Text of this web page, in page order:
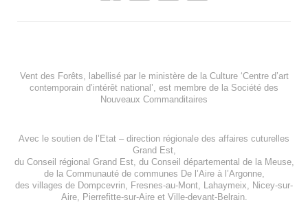
Vent des Forêts, labellisé par le ministère de la Culture ‘Centre d’art
contemporain d’intérêt national’, est membre de la Société des
Nouveaux Commanditaires
Avec le soutien de l’ Etat – direction régionale des affaires cuturelles
Grand Est,
du Conseil régional Grand Est, du Conseil départemental de la Meuse,
de la Communauté de communes De l’Aire à l’Argonne,
des villages de Dompcevrin Fresnes-au-Mont Lahaymeix
Nicey-sur-
Aire, Pierrefitte-sur-Aireet Ville-devant-Belrain.